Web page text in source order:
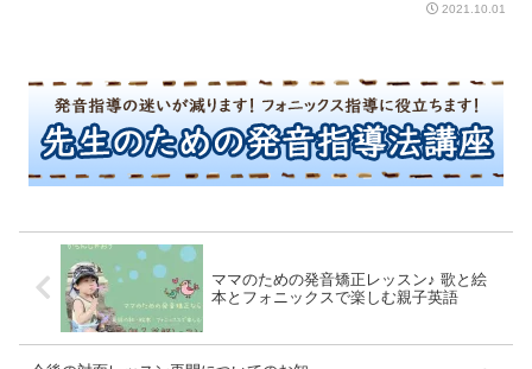
2021.10.01
ママのための発音矯正レッスン♪ 歌と絵
本とフォニックスで楽しむ親子英語